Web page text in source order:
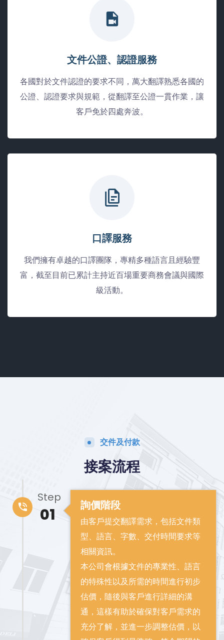
文件公證、認證服務
各國對於文件認證的要求不同，萬大翻譯熟悉各國的
公證、認證要求與規範，從翻譯至公證一貫作業，讓
客戶免於四處奔波。
口譯服務
我們擁有卓越的口譯團隊，專精多種語言且經驗豐
富，截至目前已累計主持近百場重要商務會議與國際
級活動。
交件及付款
接案流程
詢價階段
由客戶提交翻譯需求，包括文件類
型、語言、字數、交付時間要求等
相關資訊。
本公司會根據文件的專業性、語言
的特殊性以及所需的時間進行初步
估價，隨後與客戶進行詳細的溝
通，這樣有助於確保對客戶需求的
充分了解，並進一步調整估價，以
Step
01